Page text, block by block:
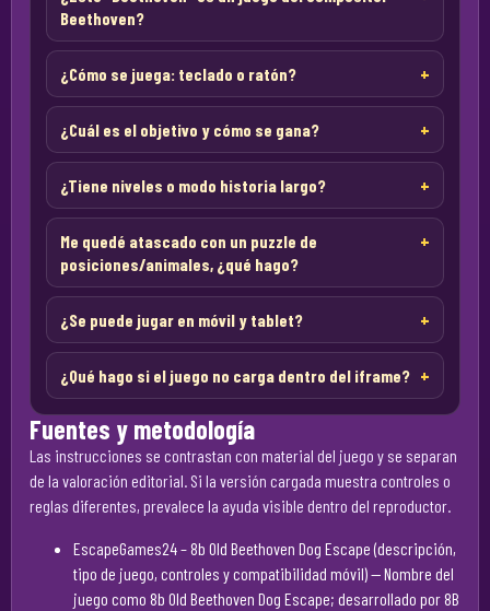
Beethoven?
¿Cómo se juega: teclado o ratón?
¿Cuál es el objetivo y cómo se gana?
¿Tiene niveles o modo historia largo?
Me quedé atascado con un puzzle de
posiciones/animales, ¿qué hago?
¿Se puede jugar en móvil y tablet?
¿Qué hago si el juego no carga dentro del iframe?
Fuentes y metodología
Las instrucciones se contrastan con material del juego y se separan
de la valoración editorial. Si la versión cargada muestra controles o
reglas diferentes, prevalece la ayuda visible dentro del reproductor.
EscapeGames24 – 8b Old Beethoven Dog Escape (descripción,
tipo de juego, controles y compatibilidad móvil)— Nombre del
juego como 8b Old Beethoven Dog Escape; desarrollado por 8B